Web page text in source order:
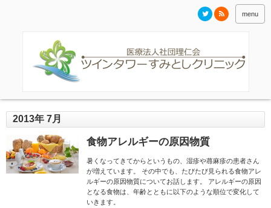
menu
2013年 7月
食物アレルギーの原因物質
暑くなってきてからというもの、湿疹や蕁麻疹の患者さん
が増えています。 その中でも、たびたび見られる食物アレ
ルギーの原因物質についてお話します。 アレルギーの原因
となる食物は、年齢とともに以下のような順位で変化して
いきます。